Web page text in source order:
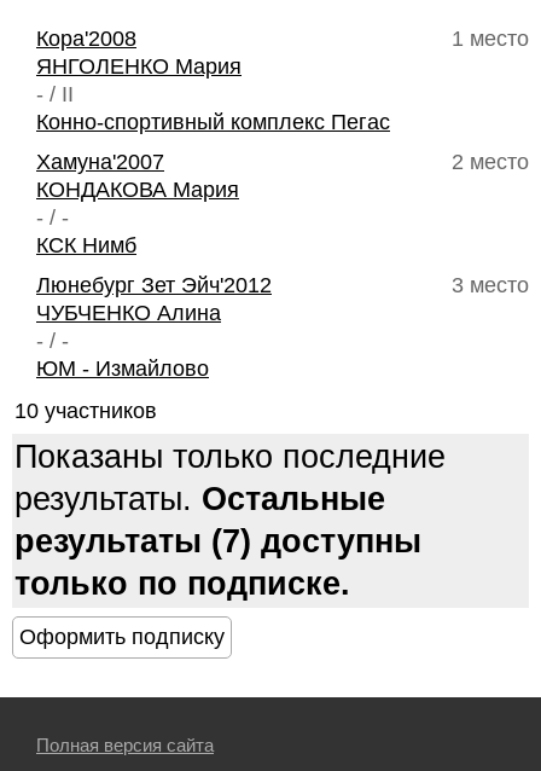
1 место
Кора'2008
ЯНГОЛЕНКО Мария
- / II
Конно-спортивный комплекс Пегас
2 место
Хамуна'2007
КОНДАКОВА Мария
- / -
КСК Нимб
3 место
Люнебург Зет Эйч'2012
ЧУБЧЕНКО Алина
- / -
ЮМ - Измайлово
10 участников
Показаны только последние
результаты. Остальные
результаты (7) доступны
только по подписке.
Полная версия сайта